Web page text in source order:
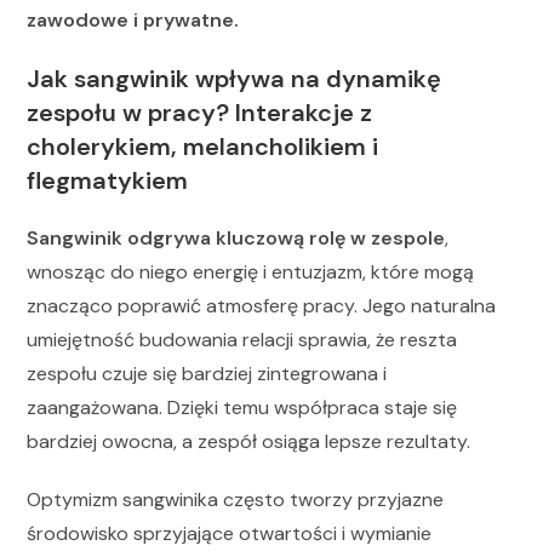
zawodowe i prywatne.
Jak sangwinik wpływa na dynamikę
zespołu w pracy? Interakcje z
cholerykiem, melancholikiem i
flegmatykiem
Sangwinik odgrywa kluczową rolę w zespole,
wnosząc do niego energię i entuzjazm, które mogą
znacząco poprawić atmosferę pracy. Jego naturalna
umiejętność budowania relacji sprawia, że reszta
zespołu czuje się bardziej zintegrowana i
zaangażowana. Dzięki temu współpraca staje się
bardziej owocna, a zespół osiąga lepsze rezultaty.
Optymizm sangwinika często tworzy przyjazne
środowisko sprzyjające otwartości i wymianie